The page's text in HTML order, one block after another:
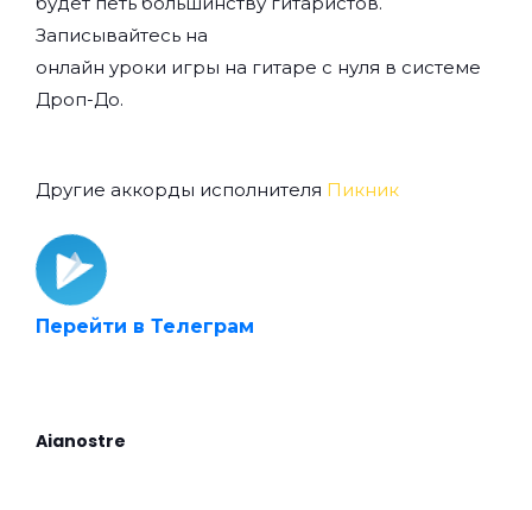
Записывайтесь на
онлайн уроки игры на гитаре с нуля в системе
Дроп-До.
Другие аккорды исполнителя Пикник
Перейти в Телеграм
Aianostre